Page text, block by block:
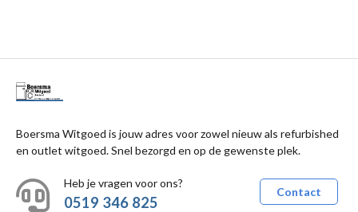
Boersma Witgoed is jouw adres voor zowel nieuw als refurbished
en outlet witgoed. Snel bezorgd en op de gewenste plek.
Heb je vragen voor ons?
0519 346 825
Contact